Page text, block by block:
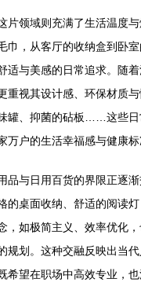
片领域则充满了生活温度
巾，从客厅的收纳盒到卧
适与美感的日常追求。随
重视其设计感、环保材质
罐、抑菌的砧板……这些日
万户的生活幸福感与健康标
品与日用百货的界限正逐
的桌面收纳、舒适的阅读
，如极简主义、效率优化
规划。这种交融反映出当
望在职场中高效专业，也